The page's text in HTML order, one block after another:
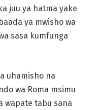
juu ya hatma yake
ya mwisho wa
sasa kumfunga
uhamisho na
wa Roma msimu
wapate tabu sana